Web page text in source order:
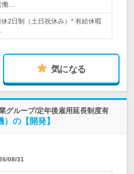
…
2日制（土日祝休み）* 有給休暇
気になる
グループ/定年後雇用延長制度有
の【開発】
08/31